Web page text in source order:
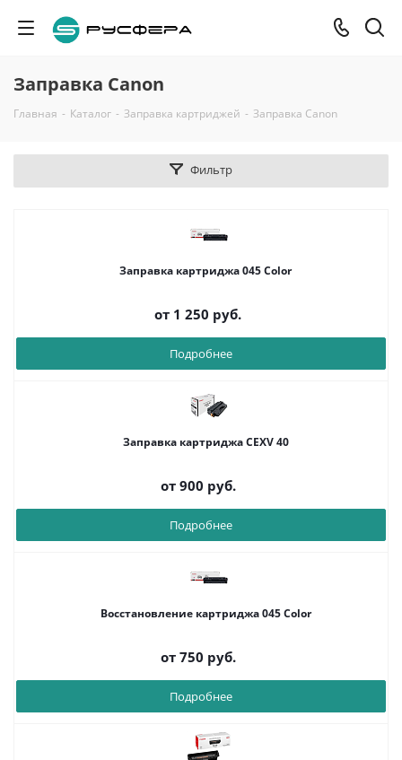
Заправка Canon
Главная - Каталог - Заправка картриджей - Заправка Canon
Фильтр
Заправка картриджа 045 Color
от 1 250 руб.
Подробнее
Заправка картриджа CEXV 40
от 900 руб.
Подробнее
Восстановление картриджа 045 Color
от 750 руб.
Подробнее